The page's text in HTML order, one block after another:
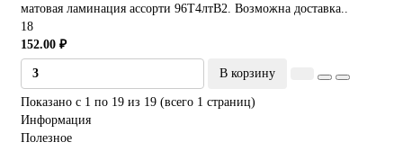
матовая ламинация ассорти 96Т4лтВ2. Возможна доставка..
18
152.00 ₽
В корзину
Показано с 1 по 19 из 19 (всего 1 страниц)
Информация
Полезное